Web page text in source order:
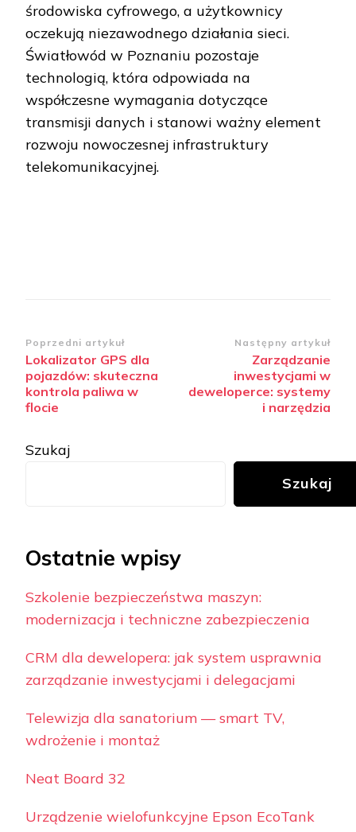
środowiska cyfrowego, a użytkownicy
oczekują niezawodnego działania sieci.
Światłowód w Poznaniu pozostaje
technologią, która odpowiada na
współczesne wymagania dotyczące
transmisji danych i stanowi ważny element
rozwoju nowoczesnej infrastruktury
telekomunikacyjnej.
Zobacz
wpisy
Poprzedni artykuł
Lokalizator GPS dla
pojazdów: skuteczna
kontrola paliwa w
flocie
Następny artykuł
Zarządzanie
inwestycjami w
deweloperce: systemy
i narzędzia
Szukaj
Szukaj
Ostatnie wpisy
Szkolenie bezpieczeństwa maszyn:
modernizacja i techniczne zabezpieczenia
CRM dla dewelopera: jak system usprawnia
zarządzanie inwestycjami i delegacjami
Telewizja dla sanatorium — smart TV,
wdrożenie i montaż
Neat Board 32
Urządzenie wielofunkcyjne Epson EcoTank